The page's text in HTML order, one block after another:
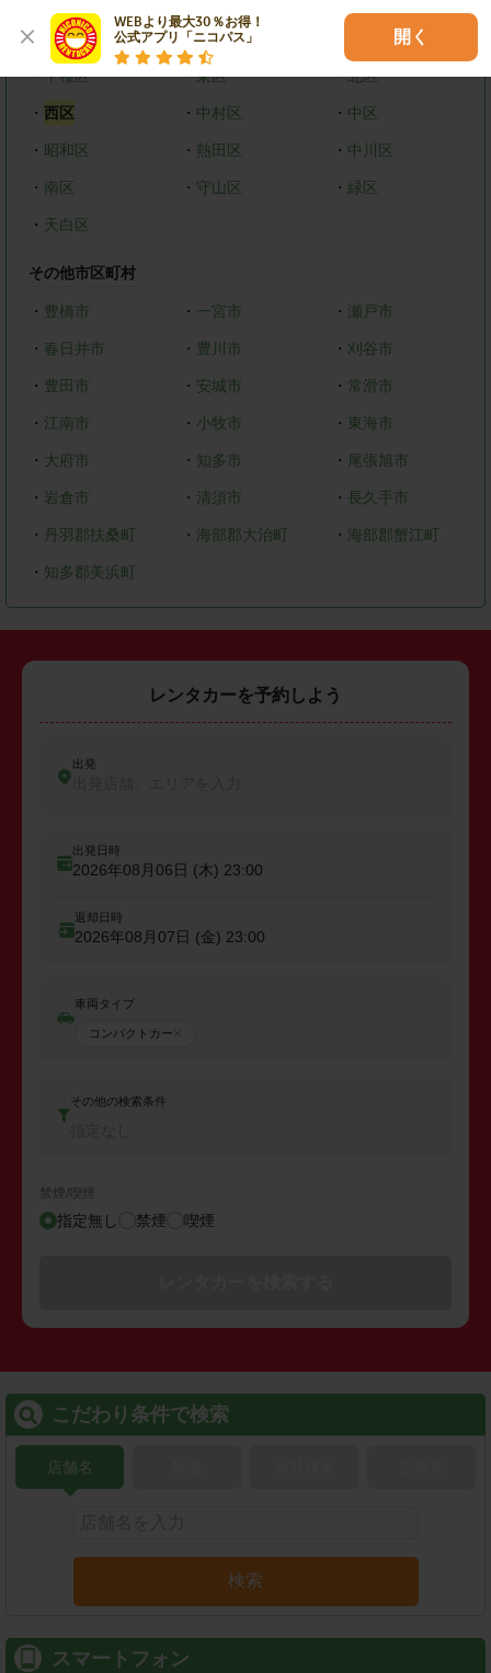
WEBより最大30％お得！
公式アプリ「ニコパス」
開く
名古屋市
・千種区 ・東区 ・北区
・ 西区 ・ 中村区 ・ 中区
・ 昭和区 ・ 熱田区 ・ 中川区
・ 南区 ・ 守山区 ・ 緑区
・ 天白区
その他市区町村
・ 豊橋市 ・ 一宮市 ・瀬戸市
・ 春日井市 ・ 豊川市 ・ 刈谷市
・ 豊田市 ・ 安城市 ・ 常滑市
・ 江南市 ・ 小牧市 ・ 東海市
・ 大府市 ・ 知多市 ・ 尾張旭市
・ 岩倉市 ・ 清須市 ・ 長久手市
・ 丹羽郡扶桑町 ・ 海部郡大治町 ・ 海部郡蟹江町
・ 知多郡美浜町
レンタカーを予約しよう
出発
出発日時
2026年08月06日 (木) 23:00
返却日時
2026年08月07日 (金) 23:00
車両タイプ
コンパクトカー
その他の検索条件
禁煙/喫煙
指定無し 禁煙 喫煙
こだわり条件で検索
店舗名
検索
スマートフォン